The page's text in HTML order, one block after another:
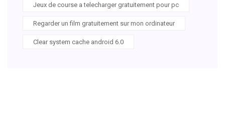
Jeux de course a telecharger gratuitement pour pc
Regarder un film gratuitement sur mon ordinateur
Clear system cache android 6.0